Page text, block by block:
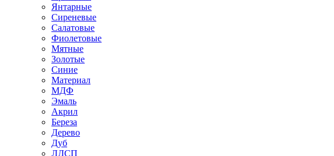
Янтарные
Сиреневые
Салатовые
Фиолетовые
Мятные
Золотые
Синие
Материал
МДФ
Эмаль
Акрил
Береза
Дерево
Дуб
ЛДСП